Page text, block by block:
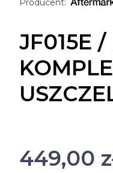
JF015E /
Cena
449,00